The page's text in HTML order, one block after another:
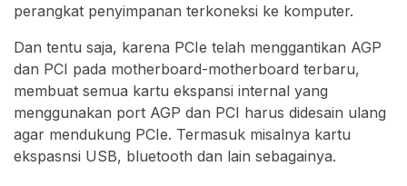
perangkat penyimpanan terkoneksi ke komputer.
Dan tentu saja, karena PCIe telah menggantikan AGP
dan PCI pada motherboard-motherboard terbaru,
membuat semua kartu ekspansi internal yang
menggunakan port AGP dan PCI harus didesain ulang
agar mendukung PCIe. Termasuk misalnya kartu
ekspasnsi USB, bluetooth dan lain sebagainya.